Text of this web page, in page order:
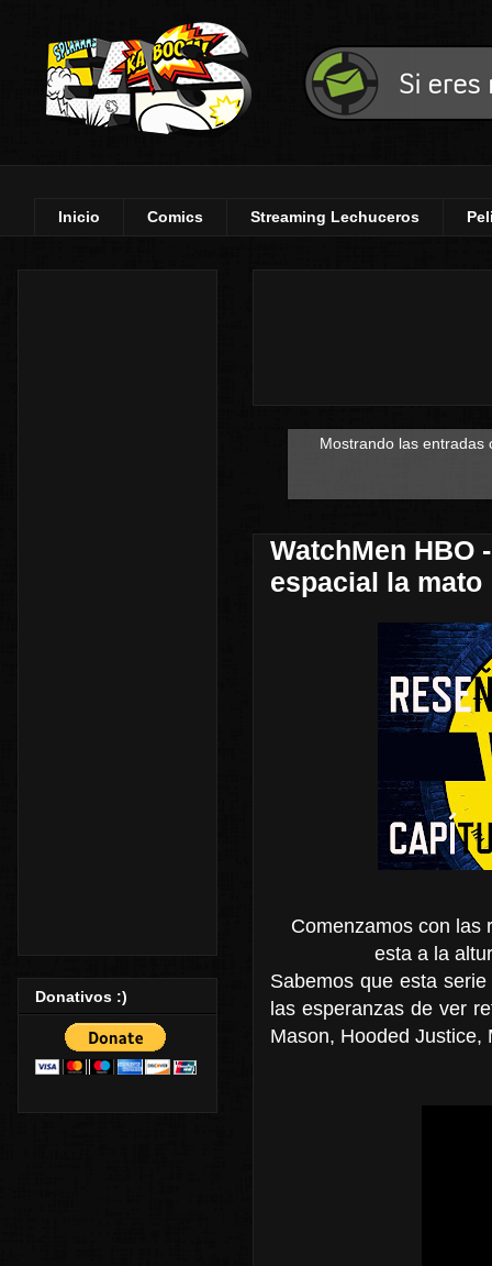
Inicio Comics Streaming Lechuceros
Mostrando las
WatchMen HBO
espacial la mato
Comenzamos con las
esta a la
Sabemos que esta
las esperanzas de ver
Mason, Hooded Justice,
Donativos :)